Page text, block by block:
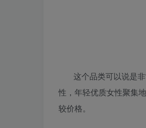
这个品类可以说是
性，年轻优质女性聚集
较价格。